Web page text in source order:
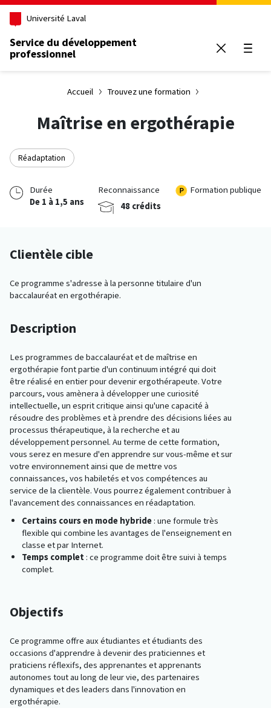
Aller au contenu principal
Université Laval
Service du développement
professionnel
Accueil Trouvez une formation
Maîtrise en ergothérapie
Réadaptation
Durée
De 1 à 1,5 ans
Reconnaissance
48 crédits
Formation publique
Clientèle cible
Ce programme s'adresse à la personne titulaire d'un
baccalauréat en ergothérapie.
Description
Les programmes de baccalauréat et de maîtrise en
ergothérapie font partie d'un continuum intégré qui doit
être réalisé en entier pour devenir ergothérapeute. Votre
parcours, vous amènera à développer une curiosité
intellectuelle, un esprit critique ainsi qu'une capacité à
résoudre des problèmes et à prendre des décisions liées au
processus thérapeutique, à la recherche et au
développement personnel. Au terme de cette formation,
vous serez en mesure d'en apprendre sur vous-même et sur
votre environnement ainsi que de mettre vos
connaissances, vos habiletés et vos compétences au
service de la clientèle. Vous pourrez également contribuer à
l'avancement des connaissances en réadaptation.
Certains cours en mode hybride : une formule très
flexible qui combine les avantages de l'enseignement en
classe et par Internet.
Temps complet : ce programme doit être suivi à temps
complet.
Objectifs
Ce programme offre aux étudiantes et étudiants des
occasions d'apprendre à devenir des praticiennes et
praticiens réflexifs, des apprenantes et apprenants
autonomes tout au long de leur vie, des partenaires
dynamiques et des leaders dans l'innovation en
ergothérapie.